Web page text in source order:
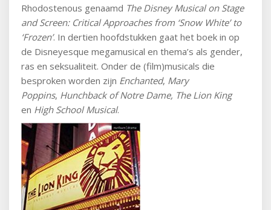
Rhodostenous genaamd The Disney Musical on Stage
and Screen: Critical Approaches from ‘Snow White’ to
‘Frozen’. In dertien hoofdstukken gaat het boek in op
de Disneyesque megamusical en thema’s als gender,
ras en seksualiteit. Onder de (film)musicals die
besproken worden zijn Enchanted, Mary
Poppins, Hunchback of Notre Dame, The Lion King
en High School Musical.